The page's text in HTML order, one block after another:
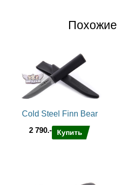
материал клинка S35VN
Cold Steel Finn Bear
2 790.-
Купить